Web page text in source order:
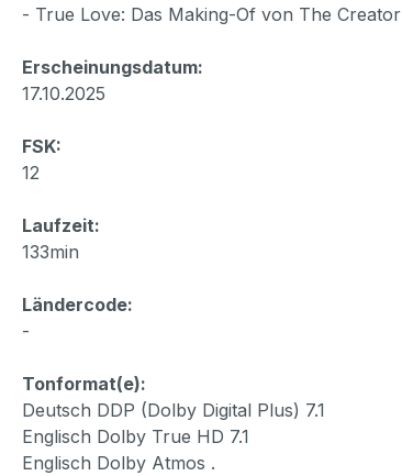
- True Love: Das Making-Of von The Creator
Erscheinungsdatum:
17.10.2025
FSK:
12
Laufzeit:
133min
Ländercode:
-
Tonformat(e):
Deutsch DDP (Dolby Digital Plus) 7.1
Englisch Dolby True HD 7.1
Englisch Dolby Atmos .